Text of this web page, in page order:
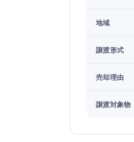
地域
譲渡形式
売却理由
譲渡対象物